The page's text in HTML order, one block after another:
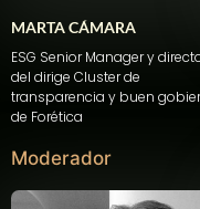
MARTA CÁMARA
ESG Senior Manager y
del dirige Cluster de
transparencia y buen
de Forética
Moderador